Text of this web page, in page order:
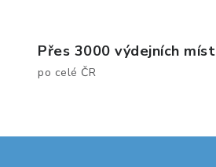
Přes 3000 výdejních míst
po celé ČR